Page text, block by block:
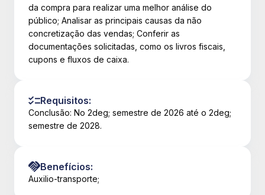
da compra para realizar uma melhor análise do
público; Analisar as principais causas da não
concretização das vendas; Conferir as
documentações solicitadas, como os livros fiscais,
cupons e fluxos de caixa.
Requisitos:
Conclusão: No 2deg; semestre de 2026 até o 2deg;
semestre de 2028.
Benefícios:
Auxilio-transporte;